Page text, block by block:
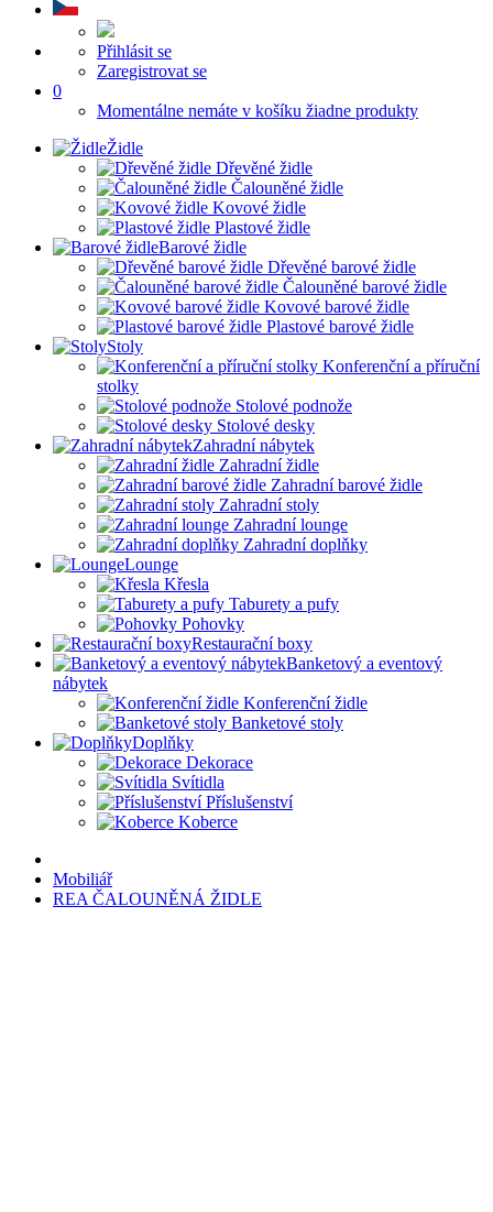
Přihlásit se
Zaregistrovat se
0
Momentálne nemáte v košíku žiadne produkty
Židle
Dřevěné židle
Čalouněné židle
Kovové židle
Plastové židle
Barové židle
Dřevěné barové židle
Čalouněné barové židle
Kovové barové židle
Plastové barové židle
Stoly
Konferenční a příruční
stolky
Stolové podnože
Stolové desky
Zahradní nábytek
Zahradní židle
Zahradní barové židle
Zahradní stoly
Zahradní lounge
Zahradní doplňky
Lounge
Křesla
Taburety a pufy
Pohovky
Restaurační boxy
Banketový a eventový
nábytek
Konferenční židle
Banketové stoly
Doplňky
Dekorace
Svítidla
Příslušenství
Koberce
Mobiliář
REA ČALOUNĚNÁ ŽIDLE